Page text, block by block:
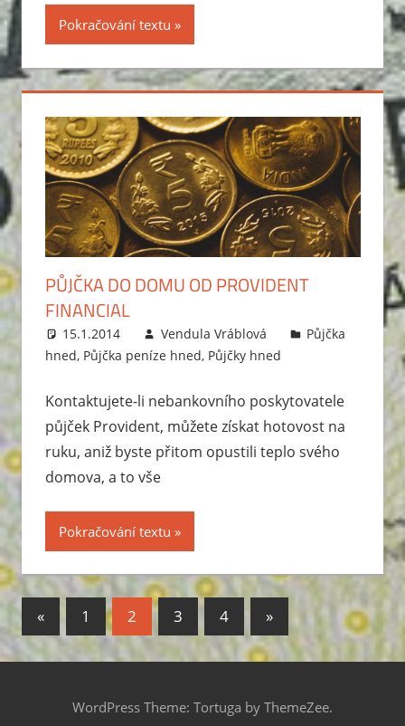
Pokračování textu
PŮJČKA DO DOMU OD PROVIDENT
FINANCIAL
15.1.2014 Vendula Vráblová
Půjčka
hned, Půjčka peníze hned, Půjčky hned
Kontaktujete-li nebankovního poskytovatele
půjček Provident, můžete získat hotovost na
ruku, aniž byste přitom opustili teplo svého
domova, a to vše
Pokračování textu
Stránkování
příspěvků
« Previous
Posts
1 2 3 4
Next
Posts
»
WordPress Theme: Tortuga by ThemeZee.